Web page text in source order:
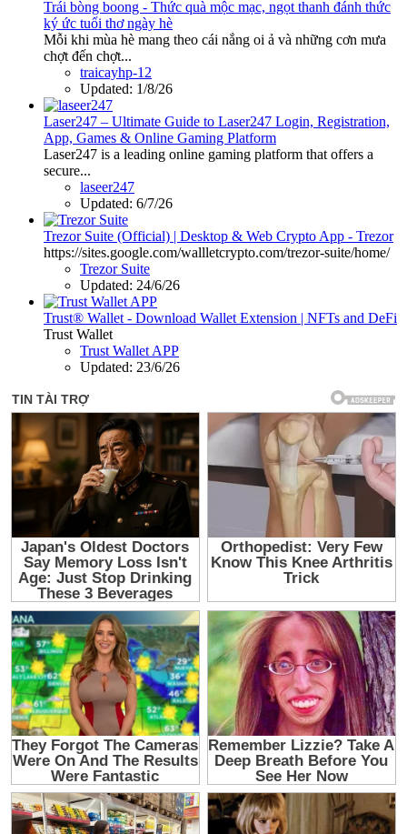
Trái bòng boong - Thức quà mộc mạc, ngọt thanh đánh thức
ký ức tuổi thơ ngày hè
Mỗi khi mùa hè mang theo cái nắng oi ả và những cơn mưa
chợt đến chợt...
traicayhp-12
Updated: 1/8/26
Laser247 – Ultimate Guide to Laser247 Login, Registration,
App, Games & Online Gaming Platform
Laser247 is a leading online gaming platform that offers a
secure...
laseer247
Updated: 6/7/26
Trezor Suite (Official) | Desktop & Web Crypto App - Trezor
https://sites.google.com/wallletcrypto.com/trezor-suite/home/
Trezor Suite
Updated: 24/6/26
Trust® Wallet - Download Wallet Extension | NFTs and DeFi
Trust Wallet
Trust Wallet APP
Updated: 23/6/26